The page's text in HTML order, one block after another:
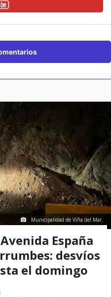
Municipalidad de Viña del Mar.
España
desvíos
el domingo